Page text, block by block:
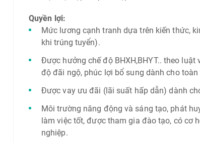
Quyền lợi:
Mức lương cạnh tranh dựa trên kiến thức,
khi trúng tuyển).
Được hưởng chế độ BHXH,BHYT.. theo luật
độ đãi ngộ, phúc lợi bổ sung dành cho
Được vay ưu đãi (lãi suất hấp dẫn) dành
Môi trường năng động và sáng tạo, phát
làm việc tốt, được tham gia đào tạo, có cơ
nghiệp.